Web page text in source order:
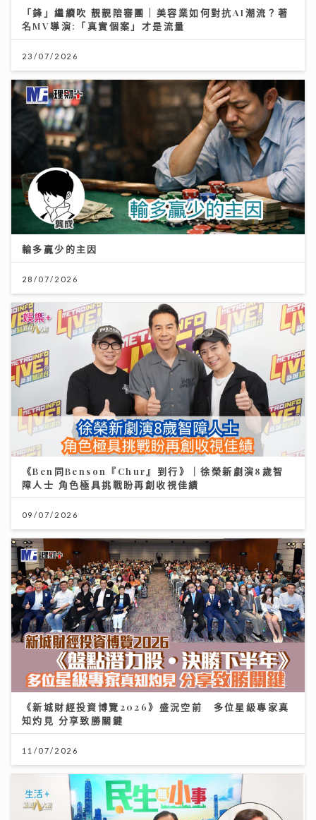
「鋒」繼續吹 靚靚陪審團 | 美容業如何對抗AI潮流？著
名MV導演:「真實個案」才是流量
23/07/2026
輸多贏少的主因
28/07/2026
《Ben同Benson『Chur』到行》｜徐榮新劇演8歲智
障人士 角色極具挑戰盼再創收視佳績
09/07/2026
《新城財經投資博覽2026》盛況空前 多位星級專家真
知灼見 分享致勝關鍵
11/07/2026